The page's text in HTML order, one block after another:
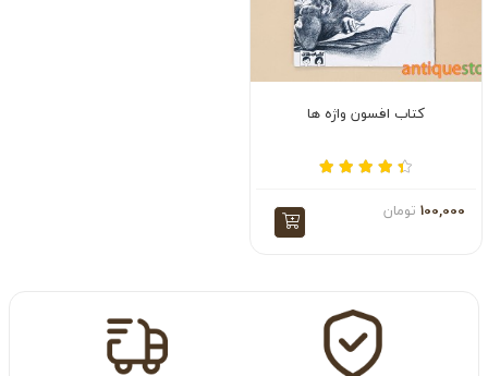
کتاب افسون واژه ها
100,000 تومان